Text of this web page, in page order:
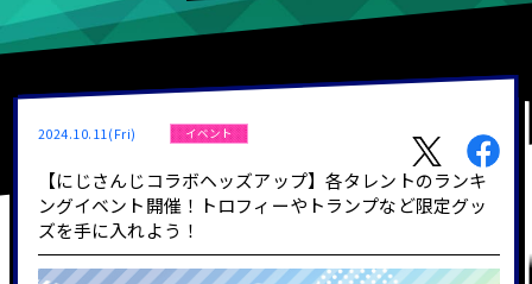
2024.10.11(Fri) イベント
【にじさんじコラボヘッズアップ】各タレントのランキ
ングイベント開催！トロフィーやトランプなど限定グッ
ズを手に入れよう！